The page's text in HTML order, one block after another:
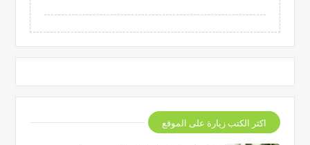
اكثر الكتب زيارة على الموقع